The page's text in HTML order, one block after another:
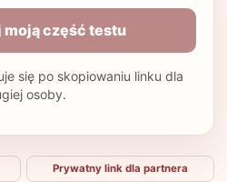
moją część testu
się po skopiowaniu linku dla
osoby.
Prywatny link dla partnera